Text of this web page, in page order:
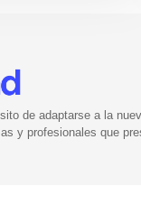
de adaptarse a la
y profesionales que